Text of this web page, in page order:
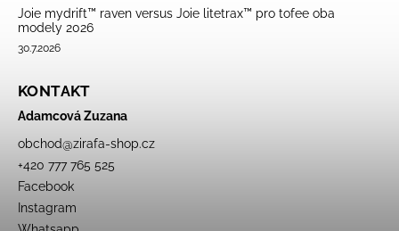
Joie mydrift™ raven versus Joie litetrax™ pro tofee oba
modely 2026
30.7.2026
KONTAKT
Adamcová Zuzana
obchod@zirafa-shop.cz
+420 777 765 525
Facebook
Instagram